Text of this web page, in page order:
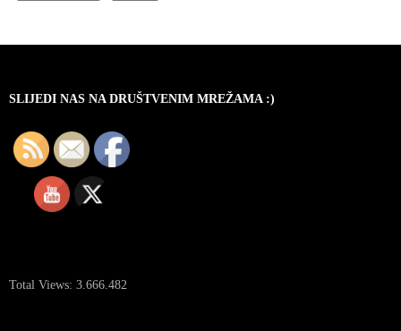
SLIJEDI NAS NA DRUŠTVENIM MREŽAMA :)
Total Views: 3.666.482